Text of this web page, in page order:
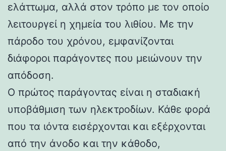
ελάττωμα, αλλά στον τρόπο με τον οποίο
λειτουργεί η χημεία του λιθίου. Με την
πάροδο του χρόνου, εμφανίζονται
διάφοροι παράγοντες που μειώνουν την
απόδοση.
Ο πρώτος παράγοντας είναι η σταδιακή
υποβάθμιση των ηλεκτροδίων. Κάθε φορά
που τα ιόντα εισέρχονται και εξέρχονται
από την άνοδο και την κάθοδο,